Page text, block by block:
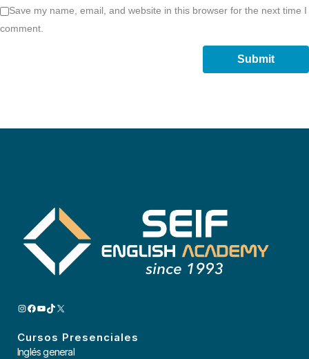
Save my name, email, and website in this browser for the next time I
comment.
INSTAGRAM
FACEBOOK
YOUTUBE
TIKTOK
X
Cursos Presenciales
Inglés general